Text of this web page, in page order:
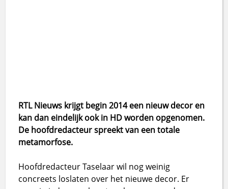
RTL Nieuws krijgt begin 2014 een nieuw decor en
kan dan eindelijk ook in HD worden opgenomen.
De hoofdredacteur spreekt van een totale
metamorfose.
Hoofdredacteur Taselaar wil nog weinig
concreets loslaten over het nieuwe decor. Er